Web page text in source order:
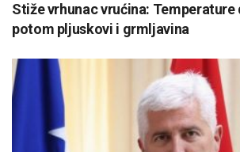
Stiže vrhunac vrućina: Temperature
potom pljuskovi i grmljavina